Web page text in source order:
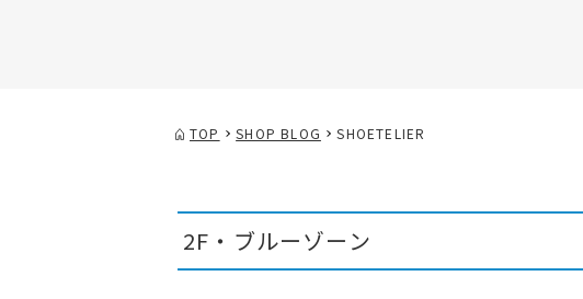
TOP SHOP BLOG SHOETELIER
2F・ブルーゾーン